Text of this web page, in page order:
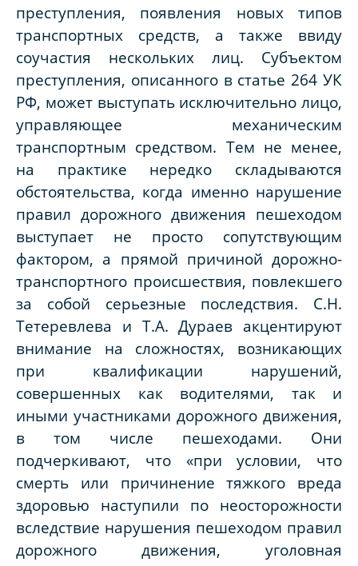
преступления, появления новых типов
транспортных средств, а также ввиду
соучастия нескольких лиц. Субъектом
преступления, описанного в статье 264 УК
РФ, может выступать исключительно лицо,
управляющее механическим
транспортным средством. Тем не менее,
на практике нередко складываются
обстоятельства, когда именно нарушение
правил дорожного движения пешеходом
выступает не просто сопутствующим
фактором, а прямой причиной дорожно-
транспортного происшествия, повлекшего
за собой серьезные последствия. С.Н.
Тетеревлева и Т.А. Дураев акцентируют
внимание на сложностях, возникающих
при квалификации нарушений,
совершенных как водителями, так и
иными участниками дорожного движения,
в том числе пешеходами. Они
подчеркивают, что «при условии, что
смерть или причинение тяжкого вреда
здоровью наступили по неосторожности
вследствие нарушения пешеходом правил
дорожного движения, уголовная